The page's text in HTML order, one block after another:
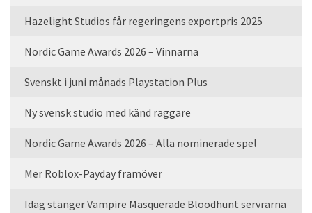
Hazelight Studios får regeringens exportpris 2025
Nordic Game Awards 2026 – Vinnarna
Svenskt i juni månads Playstation Plus
Ny svensk studio med känd raggare
Nordic Game Awards 2026 – Alla nominerade spel
Mer Roblox-Payday framöver
Idag stänger Vampire Masquerade Bloodhunt servrarna